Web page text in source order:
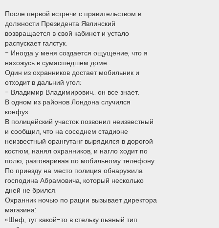
После первой встречи с правительством в
должности Президента Явлинский
возвращается в свой кабинет и устало
распускает галстук.
- Иногда у меня создается ощущение, что я
нахожусь в сумасшедшем доме..
Один из охранников достает мобильник и
отходит в дальний угол:
- Владимир Владимирович.. он все знает.
В одном из районов Лондона случился
конфуз.
В полицейский участок позвонил неизвестный
и сообщил, что на соседнем стадионе
неизвестный орангутанг вырядился в дорогой
костюм, нанял охранников, и нагло ходит по
полю, разговаривая по мобильному телефону.
По приезду на место полиция обнаружила
господина Абрамовича, который несколько
дней не брился.
Охранник ночью по рации вызывает директора
магазина:
«Шеф, тут какой-то в стельку пьяный тип